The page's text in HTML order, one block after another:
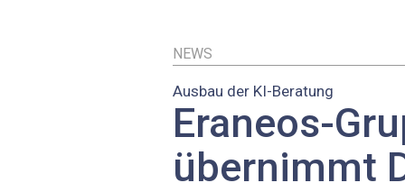
EU-
NEWS
Ausbau der KI-Beratung
Eraneos-
übernimmt